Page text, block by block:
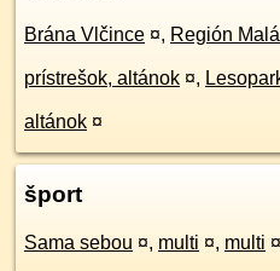
Brána Vlčince ¤, Región
prístrešok, altánok ¤,
altánok ¤
šport
Sama sebou ¤, multi ¤, multi ¤